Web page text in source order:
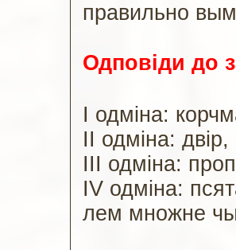
правильно
Одповіди до
І одміна:
ІІ одміна: двір,
ІІІ одміна:
ІV одміна:
лем множне